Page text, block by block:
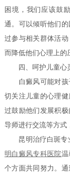
困境，我们应该鼓
通。可以倾听他们
过参与相关群体活
而降低他们心理上的
四、呵护儿童心
白癜风可能对孩
切关注儿童的心理
过鼓励他们发展积
导师进行交流等方式
昆明治疗白斑专业
明白癜风专科医院温
个方面共同努力。